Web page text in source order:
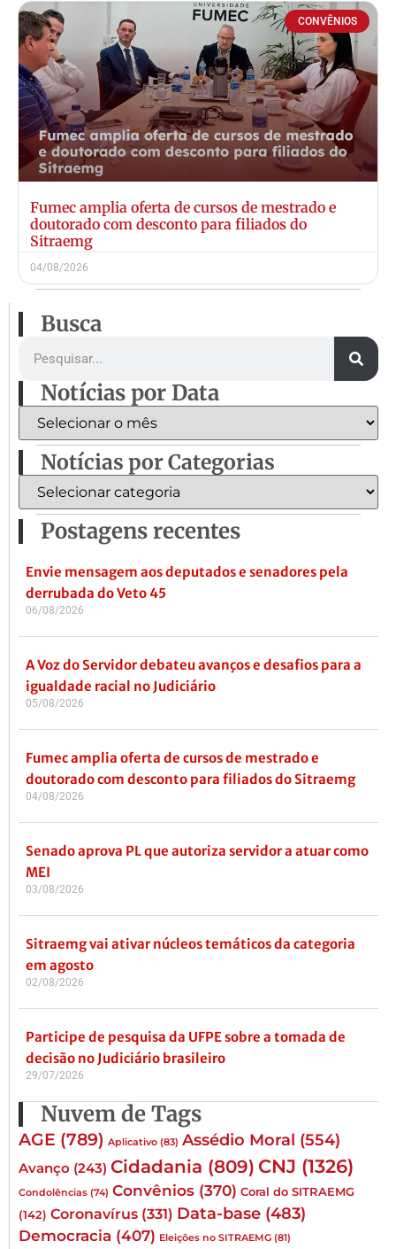
CONVÊNIOS
Fumec amplia oferta de cursos de mestrado e
doutorado com desconto para filiados do
Sitraemg
04/08/2026
Busca
Notícias por Data
Notícias por Categorias
Postagens recentes
Envie mensagem aos deputados e senadores pela
derrubada do Veto 45
06/08/2026
A Voz do Servidor debateu avanços e desafios para a
igualdade racial no Judiciário
05/08/2026
Fumec amplia oferta de cursos de mestrado e
doutorado com desconto para filiados do Sitraemg
04/08/2026
Senado aprova PL que autoriza servidor a atuar como
MEI
03/08/2026
Sitraemg vai ativar núcleos temáticos da categoria
em agosto
02/08/2026
Participe de pesquisa da UFPE sobre a tomada de
decisão no Judiciário brasileiro
29/07/2026
Nuvem de Tags
AGE (789) Aplicativo (83) Assédio Moral (554)
Avanço (243) Cidadania (809) CNJ (1326)
Condolências (74) Convênios (370) Coral do SITRAEMG
(142) Coronavírus (331) Data-base (483)
Democracia (407) Eleições no SITRAEMG (81)